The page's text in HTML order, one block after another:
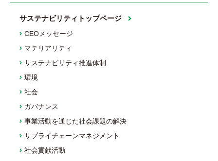
サステナビリティトップページ
CEOメッセージ
マテリアリティ
サステナビリティ推進体制
環境
社会
ガバナンス
事業活動を通じた社会課題の解決
サプライチェーンマネジメント
社会貢献活動